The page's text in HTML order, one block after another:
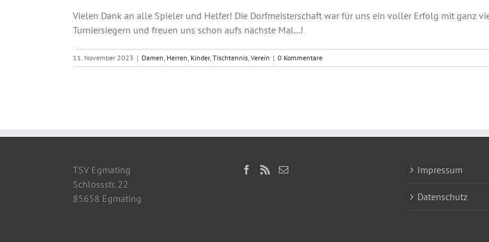
Vielen Dank an alle Spieler und Helfer! Die Dorfmeisterschaft war für uns ein voller Erfolg mit ganz
Turniersiegern und freuen uns schon aufs nächste Mal...!
11. November 2023 | Damen, Herren, Kinder, Tischtennis, Verein | 0 Kommentare
TSV Egmating
Schlossstr. 22
85658 Egmating
Impressum
Datenschutz